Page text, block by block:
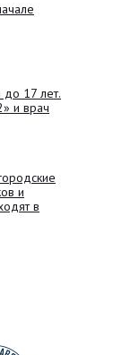
17 лет.
и врач
и
в